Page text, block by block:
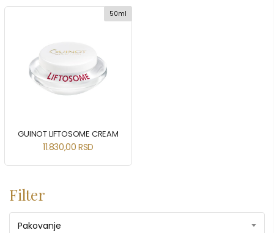
50ml
GUINOT LIFTOSOME CREAM
11.830,00RSD
Filter
Pakovanje